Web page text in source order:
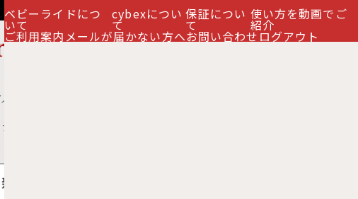
ベビーライドにつ
いて
cybexについ
て
保証につい
て
使い方を動画でご
紹介
ご利用案内 メールが届かない方へお問い合わせログアウト